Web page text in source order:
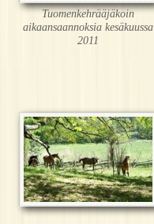
Tuomenkehrääjäkoin
aikaansaannoksia kesäkuussa
2011